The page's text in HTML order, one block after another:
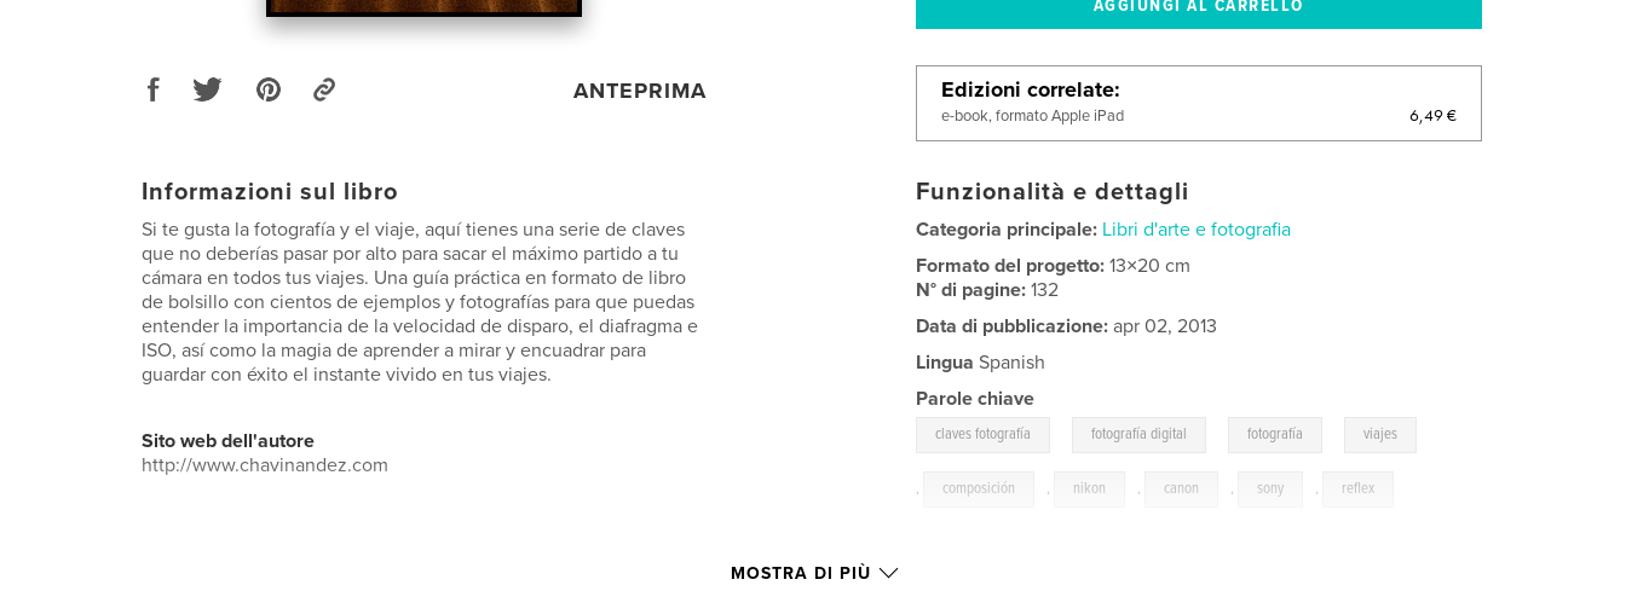
ANTEPRIMA Edizioni correlate
e-book, formato Apple iPad 6,49 €
Informazioni sul libro
Si te gusta la fotografía y el viaje, aquí tienes una serie de claves
que no deberías pasar por alto para sacar el máximo partido a tu
cámara en todos tus viajes. Una guía práctica en formato de libro
de bolsillo con cientos de ejemplos y fotografías para que puedas
entender la importancia de la velocidad de disparo, el diafragma e
ISO, así como la magia de aprender a mirar y encuadrar para
guardar con éxito el instante vivido en tus viajes.
Sito web dell'autore
http://www.chavinandez.com
Funzionalità e dettagli
Categoria principale: Libri d'arte e fotografia
Formato del progetto:13×20 cm
N° di pagine:132
Data di pubblicazione: apr 02, 2013
Lingua Spanish
Parole chiave
claves fotografía fotografía digital fotografía viajes
, composición , nikon , canon , sony , reflex
MOSTRA DI PIÙ